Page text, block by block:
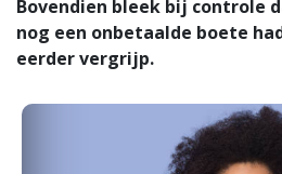
Bovendien bleek bij controle
nog een onbetaalde boete
eerder vergrijp.